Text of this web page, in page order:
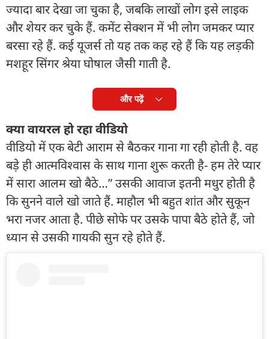
ज्यादा बार देखा जा चुका है, जबकि लाखों लोग इसे लाइक
और शेयर कर चुके हैं. कमेंट सेक्शन में भी लोग जमकर प्यार
बरसा रहे हैं. कई यूजर्स तो यह तक कह रहे हैं कि यह लड़की
मशहूर सिंगर श्रेया घोषाल जैसी गाती है.
और पढ़ें
क्या वायरल हो रहा वीडियो
वीडियो में एक बेटी आराम से बैठकर गाना गा रही होती है. वह
बड़े ही आत्मविश्वास के साथ गाना शुरू करती है- हम तेरे प्यार
में सारा आलम खो बैठे…” उसकी आवाज इतनी मधुर होती है
कि सुनने वाले खो जाते हैं. माहौल भी बहुत शांत और सुकून
भरा नजर आता है. पीछे सोफे पर उसके पापा बैठे होते हैं, जो
ध्यान से उसकी गायकी सुन रहे होते हैं.